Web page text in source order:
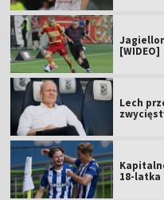
[WIDEO]
Lech
18-latka